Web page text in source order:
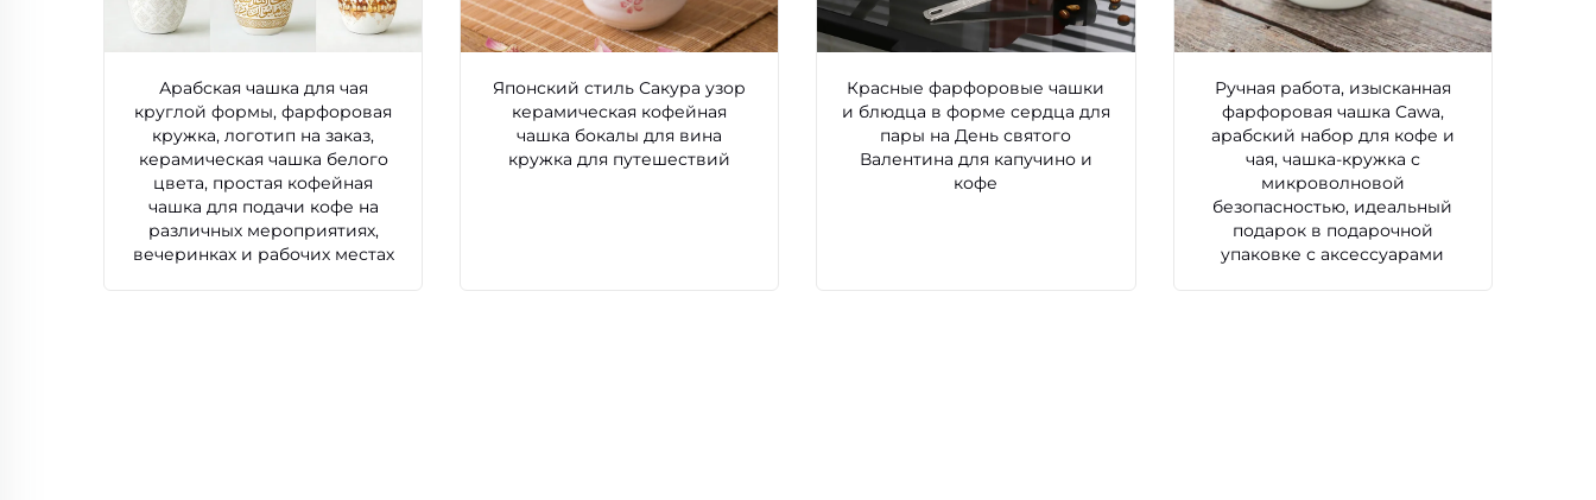
Арабская чашка для чая
круглой формы, фарфоровая
кружка, логотип на заказ,
керамическая чашка белого
цвета, простая кофейная
чашка для подачи кофе на
различных мероприятиях,
вечеринках и рабочих местах
Японский стиль Сакура узор
керамическая кофейная
чашка бокалы для вина
кружка для путешествий
Красные фарфоровые чашки
и блюдца в форме сердца для
пары на День святого
Валентина для капучино и
кофе
Ручная работа, изысканная
фарфоровая чашка Cawa,
арабский набор для кофе и
чая, чашка-кружка с
микроволновой
безопасностью, идеальный
подарок в подарочной
упаковке с аксессуарами